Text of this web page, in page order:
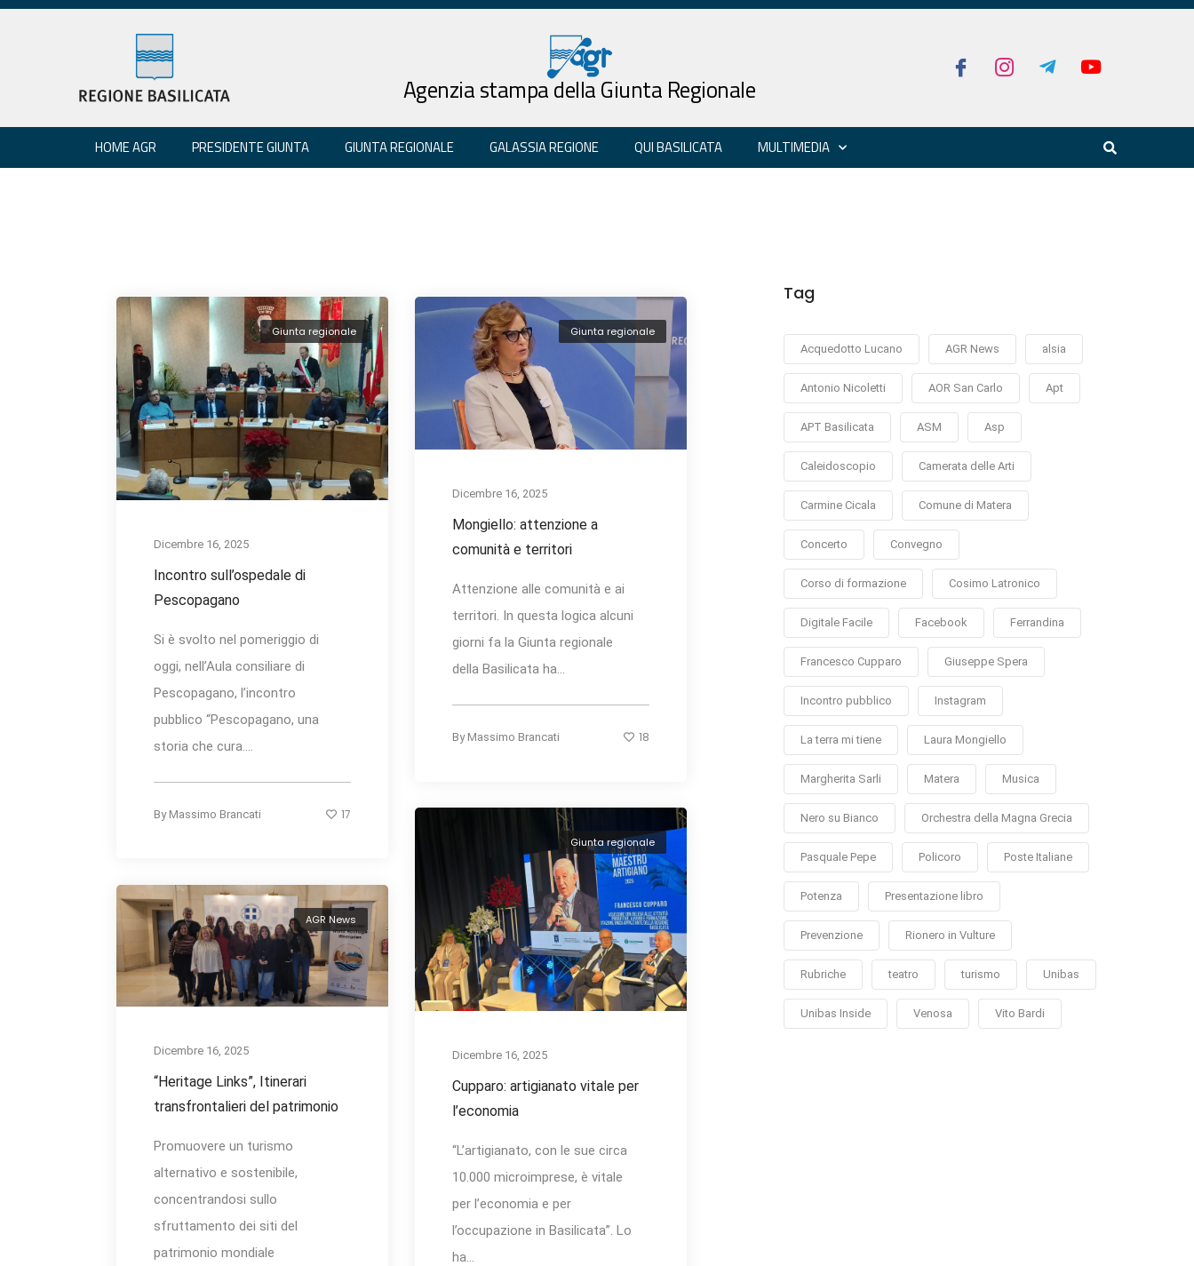
Agenzia stampa della Giunta Regionale
HOME AGR PRESIDENTE GIUNTA GIUNTA REGIONALE GALASSIA REGIONE QUI BASILICATA MULTIMEDIA
Giunta regionale
Dicembre 16, 2025
Incontro sull’ospedale di
Pescopagano
Si è svolto nel pomeriggio di
oggi, nell’Aula consiliare di
Pescopagano, l’incontro
pubblico “Pescopagano, una
storia che cura....
By Massimo Brancati 17
Giunta regionale
Dicembre 16, 2025
Mongiello: attenzione a
comunità e territori
Attenzione alle comunità e ai
territori. In questa logica alcuni
giorni fa la Giunta regionale
della Basilicata ha...
By Massimo Brancati 18
Giunta regionale
Dicembre 16, 2025
Cupparo: artigianato vitale per
l’economia
“L’artigianato, con le sue circa
10.000 microimprese, è vitale
per l’economia e per
l’occupazione in Basilicata”. Lo
ha...
AGR News
Dicembre 16, 2025
“Heritage Links”, Itinerari
transfrontalieri del patrimonio
Promuovere un turismo
alternativo e sostenibile,
concentrandosi sullo
sfruttamento dei siti del
patrimonio mondiale
Tag
Acquedotto Lucano AGR News alsia
Antonio Nicoletti AOR San Carlo Apt
APT Basilicata ASM Asp
Caleidoscopio Camerata delle Arti
Carmine Cicala Comune di Matera
Concerto Convegno
Corso di formazione Cosimo Latronico
Digitale Facile Facebook Ferrandina
Francesco Cupparo Giuseppe Spera
Incontro pubblico Instagram
La terra mi tiene Laura Mongiello
Margherita Sarli Matera Musica
Nero su Bianco Orchestra della Magna Grecia
Pasquale Pepe Policoro Poste Italiane
Potenza Presentazione libro
Prevenzione Rionero in Vulture
Rubriche teatro turismo Unibas
Unibas Inside Venosa Vito Bardi